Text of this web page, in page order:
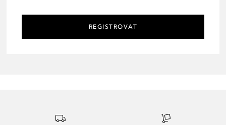
REGISTROVAT